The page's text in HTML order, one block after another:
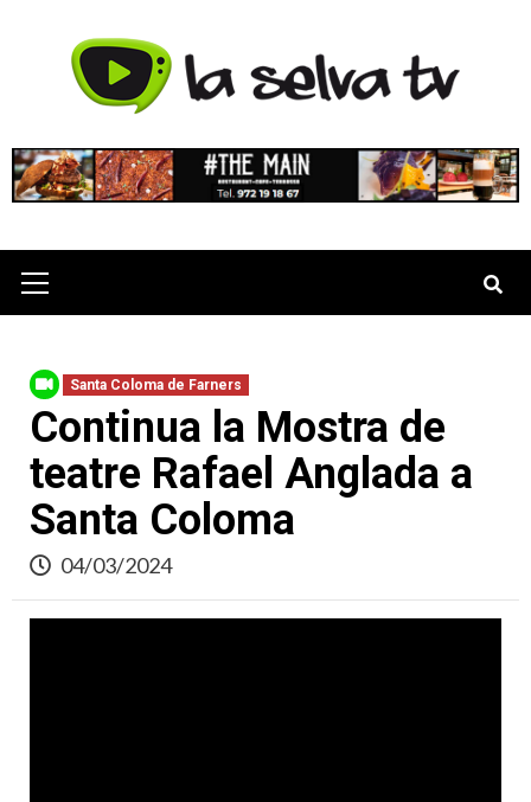
content
Menu
Santa Coloma de Farners
Continua la Mostra de
teatre Rafael Anglada a
Santa Coloma
04/03/2024